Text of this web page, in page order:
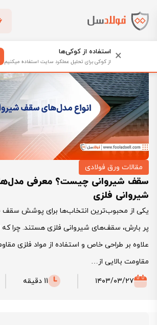
فولادسل
سقف شیروانی چیست؟ معرفی مدل‌های سقف
مقالات ورق فولادی
سقف شیروانی چیست؟ معرفی
شیروانی فلزی
یکی از محبوب‌ترین انتخاب‌ها برای پوشش سقف‌
پر بارش، سقف‌های شیروانی فلزی هستند. چرا
علاوه بر طراحی خاص و استفاده از مواد فلزی
مقاومت بالایی از…
۱۴۰۳/۰۳/۲۷
11 دقیقه
× استفاده از کوکی‌ها
از کوکی برای تحلیل عملکرد سایت استفاده میکنیم